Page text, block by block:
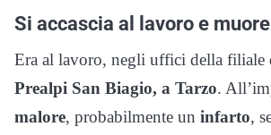
Si accascia al lavoro e muore
Era al lavoro, negli uffici della filiale
Prealpi San Biagio, a Tarzo.
malore, probabilmente un infarto,